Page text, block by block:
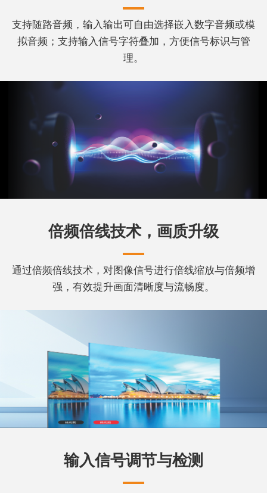
支持随路音频，输入输出可自由选择嵌入数字音频或模
拟音频；支持输入信号字符叠加，方便信号标识与管
理。
倍频倍线技术，画质升级
通过倍频倍线技术，对图像信号进行倍线缩放与倍频增
强，有效提升画面清晰度与流畅度。
输入信号调节与检测